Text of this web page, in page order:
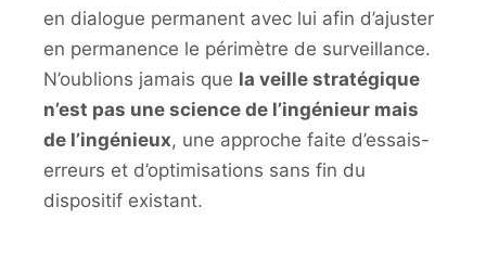
en dialogue permanent avec lui afin d’ajuster
en permanence le périmètre de surveillance.
N’oublions jamais que la veille stratégique
n’est pas une science de l’ingénieur mais
de l’ingénieux, une approche faite d’essais-
erreurs et d’optimisations sans fin du
dispositif existant.